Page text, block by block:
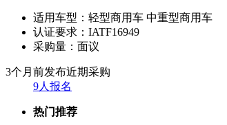
适用车型： 轻型商用车 中重型商用车
认证要求： IATF16949
采购量： 面议
3个月前发布近期采购
9人报名
热门推荐